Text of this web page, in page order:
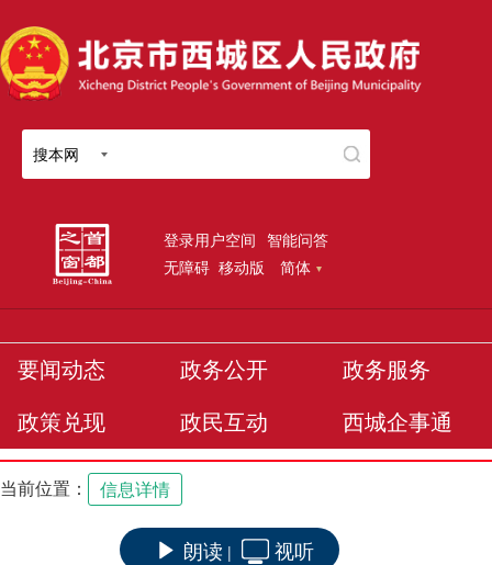
搜本网
登录用户空间 智能问答
无障碍 移动版 简体
要闻动态 政务公开 政务服务
政策兑现 政民互动 西城企事通
当前位置： 信息详情
朗读 | 视听